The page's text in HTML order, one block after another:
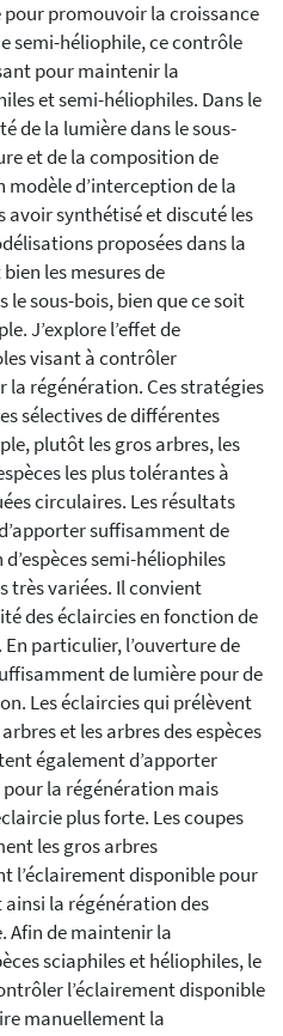
promouvoir la croissance
semi-héliophile, ce contrôle
pour maintenir la
et semi-héliophiles. Dans le
de la lumière dans le sous-
et de la composition de
modèle d’interception de la
avoir synthétisé et discuté les
proposées dans la
les mesures de
le sous-bois, bien que ce soit
J’explore l’effet de
visant à contrôler
la régénération. Ces stratégies
sélectives de différentes
plutôt les gros arbres, les
les plus tolérantes à
circulaires. Les résultats
suffisamment de
semi-héliophiles
très variées. Il convient
des éclaircies en fonction de
particulier, l’ouverture de
de lumière pour de
Les éclaircies qui prélèvent
et les arbres des espèces
également d’apporter
la régénération mais
plus forte. Les coupes
les gros arbres
l’éclairement disponible pour
la régénération des
Afin de maintenir la
sciaphiles et héliophiles, le
l’éclairement disponible
manuellement la